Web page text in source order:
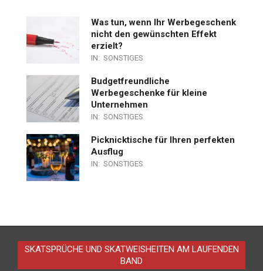
Was tun, wenn Ihr Werbegeschenk
nicht den gewünschten Effekt
erzielt?
IN: SONSTIGES
Budgetfreundliche
Werbegeschenke für kleine
Unternehmen
IN: SONSTIGES
Picknicktische für Ihren perfekten
Ausflug
IN: SONSTIGES
SKATSPRÜCHE UND SKATWEISHEITEN AM LAUFENDEN
BAND